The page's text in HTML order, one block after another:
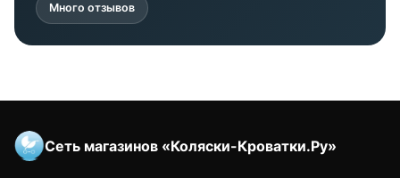
Много отзывов
Сеть магазинов «Коляски-Кроватки.Ру»